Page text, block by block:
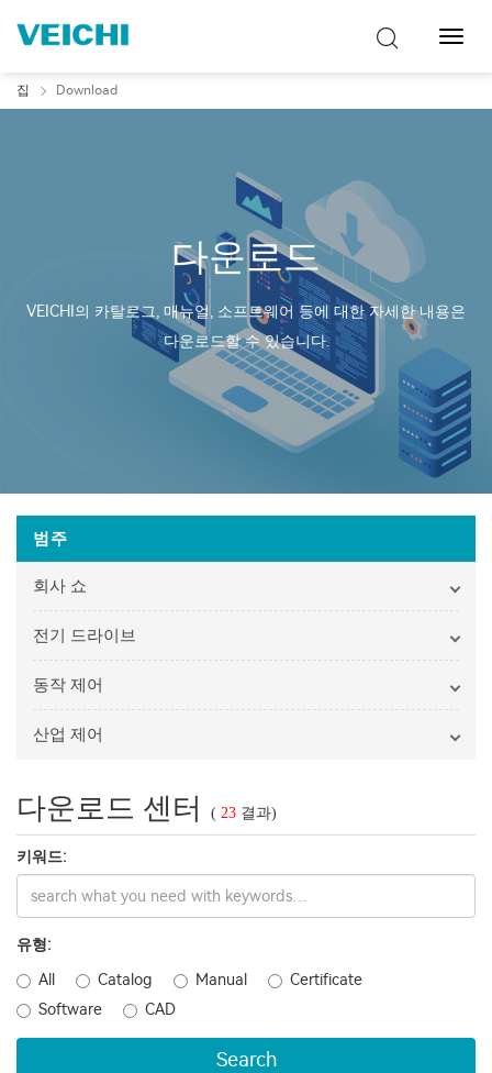
탐
집 Download
다운로드
VEICHI의 카탈로그, 매뉴얼, 소프트웨어 등에 대한 자세한 내용은
다운로드할 수 있습니다.
범주
회사 쇼
전기 드라이브
동작 제어
산업 제어
다운로드 센터 ( 23 결과)
키워드:
유형:
All
Catalog Manual
Certificate
Software
CAD
Search